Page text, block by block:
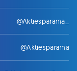
@Aktiespararna_
@Aktiespararna